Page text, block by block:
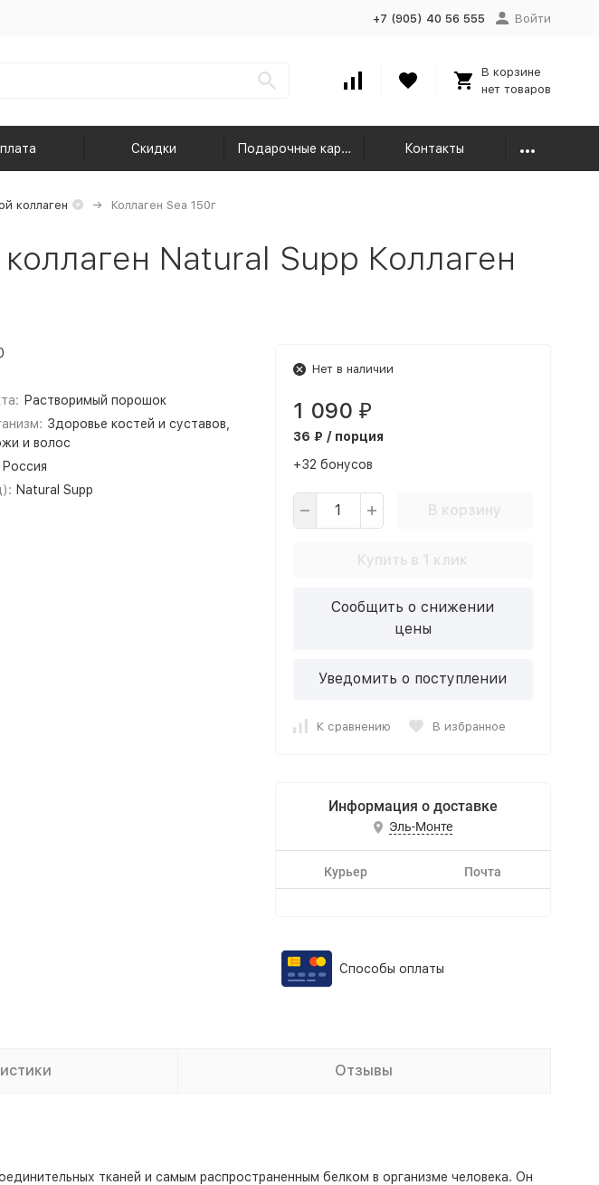
+7 (905) 40 56 555 Войти
В корзине
нет товаров
Скидки Подарочные карты Контакты
коллаген Коллаген Sea 150г
Natural Supp Коллаген
Растворимый порошок
Здоровье костей и суставов,
и волос
Россия
Natural Supp
Нет в наличии
1 090 ₽
36 ₽ / порция
+32 бонусов
В корзину
Купить в 1 клик
Сообщить о снижении
цены
Уведомить о поступлении
К сравнению В избранное
Информация о доставке
Эль-Монте
Курьер Почта
Способы оплаты
Отзывы
тканей и самым распространенным белком в организме человека. Он